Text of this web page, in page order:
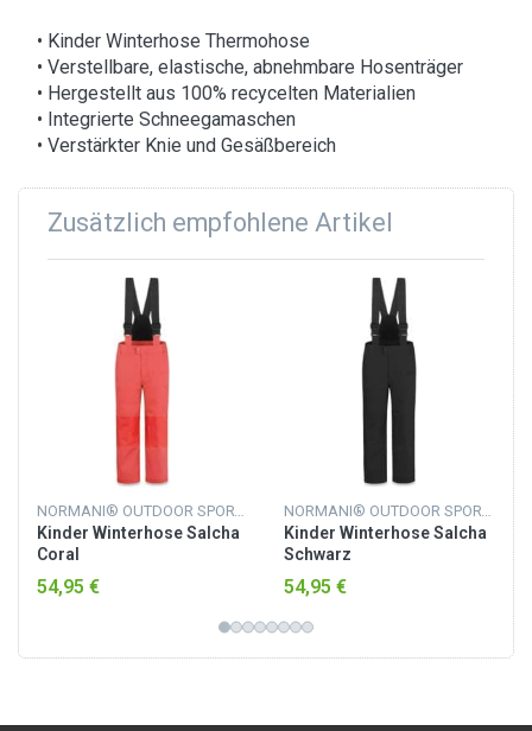
• Kinder Winterhose Thermohose
• Verstellbare, elastische, abnehmbare Hosenträger
• Hergestellt aus 100% recycelten Materialien
• Integrierte Schneegamaschen
• Verstärkter Knie und Gesäßbereich
Zusätzlich empfohlene Artikel
NORMANI® OUTDOOR SPORTS
Kinder Winterhose Salcha
Coral
54,95 €
NORMANI® OUTDOOR SPORTS
Kinder Winterhose Salcha
Schwarz
54,95 €